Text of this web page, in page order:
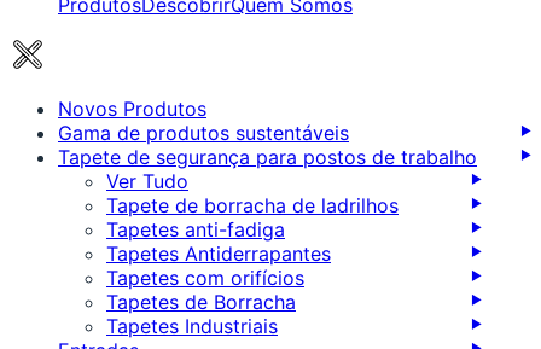
ProdutosDescobrirQuem Somos
Novos Produtos
Gama de produtos sustentáveis
Tapete de segurança para postos de trabalho
Ver Tudo
Tapete de borracha de ladrilhos
Tapetes anti-fadiga
Tapetes Antiderrapantes
Tapetes com orifícios
Tapetes de Borracha
Tapetes Industriais